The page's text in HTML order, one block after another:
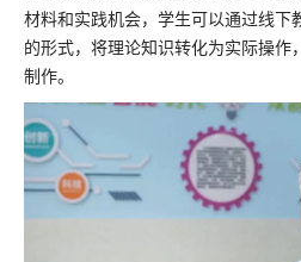
材料和实践机会，学生可以通过线下
的形式，将理论知识转化为实际操作
制作。